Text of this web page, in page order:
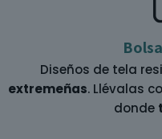
Diseños de tela
extremeñas. Llévalas
donde